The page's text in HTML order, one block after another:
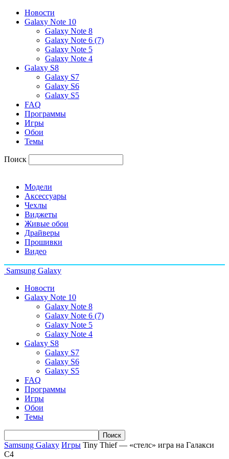
Новости
Galaxy Note 10
Galaxy Note 8
Galaxy Note 6 (7)
Galaxy Note 5
Galaxy Note 4
Galaxy S8
Galaxy S7
Galaxy S6
Galaxy S5
FAQ
Программы
Игры
Обои
Темы
Поиск
Модели
Аксессуары
Чехлы
Виджеты
Живые обои
Драйверы
Прошивки
Видео
Samsung Galaxy
Новости
Galaxy Note 10
Galaxy Note 8
Galaxy Note 6 (7)
Galaxy Note 5
Galaxy Note 4
Galaxy S8
Galaxy S7
Galaxy S6
Galaxy S5
FAQ
Программы
Игры
Обои
Темы
Samsung Galaxy Игры Tiny Thief — «стелс» игра на Галакси
С4